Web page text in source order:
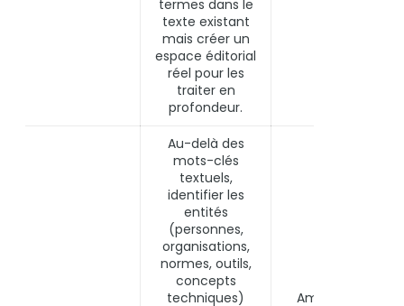
termes dans le
texte existant
mais créer un
espace éditorial
réel pour les
traiter en
profondeur.
Au-delà des
mots-clés
textuels,
identifier les
entités
(personnes,
organisations,
normes, outils,
concepts
techniques)
Amélioration du